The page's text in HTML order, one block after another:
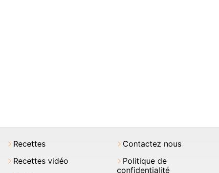
Recettes
Recettes vidéo
Contactez nous
Politique de
confidentialité